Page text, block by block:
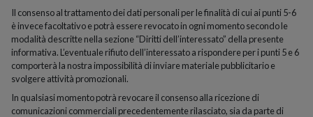
Il consenso al trattamento dei dati personali per le finalità di cui ai punti 5-6
è invece facoltativo e potrà essere revocato in ogni momento secondo le
modalità descritte nella sezione “Diritti dell’interessato” della presente
informativa. L’eventuale rifiuto dell’interessato a rispondere per i punti 5 e 6
comporterà la nostra impossibilità di inviare materiale pubblicitario e
svolgere attività promozionali.
In qualsiasi momento potrà revocare il consenso alla ricezione di
comunicazioni commerciali precedentemente rilasciato, sia da parte di